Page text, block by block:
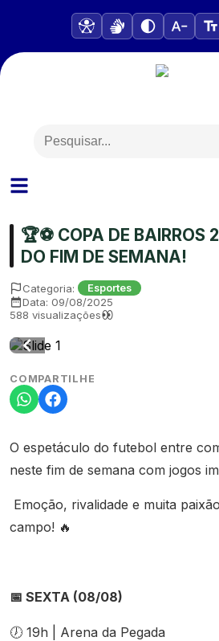
🏆⚽ COPA DE BAIRROS
DO FIM DE SEMANA!
Categoria: Esportes
Data: 09/08/2025
588 visualizações
COMPARTILHE
O espetáculo do futebol entre
neste fim de semana com jogos
Emoção, rivalidade e muita
campo! 🔥
📅 SEXTA (08/08)
🕖 19h | Arena da Pegada